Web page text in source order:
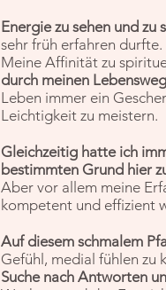
Energie zu sehen und zu
sehr früh erfahren durfte.
Meine Affinität zu
durch meinen
Leben immer ein
Leichtigkeit zu meistern.
Gleichzeitig hatte ich
bestimmten Grund hier
Aber vor allem meine
kompetent und effizient
Auf diesem schmalem
Gefühl, medial fühlen zu
Suche nach Antworten